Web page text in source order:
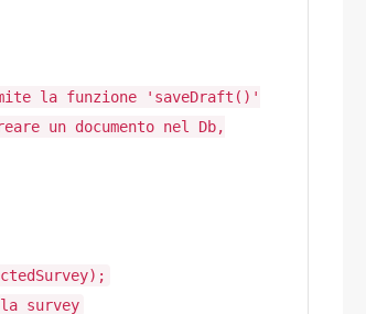
la funzione 'saveDraft()'
un documento nel Db,
survey